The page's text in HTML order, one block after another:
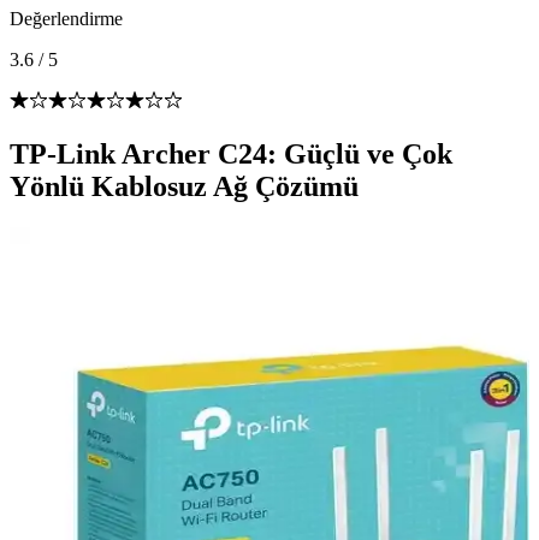
Değerlendirme
3.6 / 5
TP-Link Archer C24: Güçlü ve Çok
Yönlü Kablosuz Ağ Çözümü